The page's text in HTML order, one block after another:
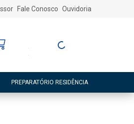
Fale Conosco Ouvidoria
Entre ou Cadastre-
PREPARATÓRIO RESIDÊNCIA